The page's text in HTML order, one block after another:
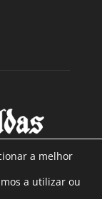
a melhor
a utilizar ou